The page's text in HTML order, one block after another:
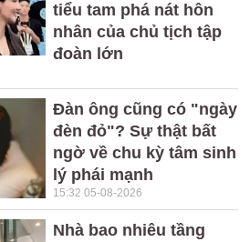
tiểu tam phá nát hôn
nhân của chủ tịch tập
đoàn lớn
Đàn ông cũng có "ngày
đèn đỏ"? Sự thật bất
ngờ về chu kỳ tâm sinh
lý phái mạnh
15:32 05-08-2026
Nhà bao nhiêu tầng